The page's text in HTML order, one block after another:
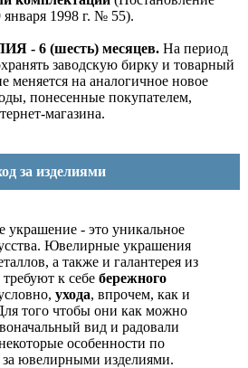
1998 г. № 55).
- 6 (шесть) месяцев. На период
заводскую бирку и товарный
меняется на аналогичное новое
понесенные покупателем,
магазина.
за изделиями
- это уникальное
Ювелирные украшения
а также и галантерея из
к себе бережного
ухода, впрочем, как и
того чтобы они как можно
вид и радовали
особенности по
ювелирными изделиями.